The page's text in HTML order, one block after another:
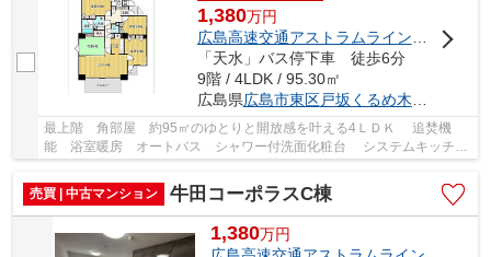
1,380万円
不動院前
「天水」バス停下車 徒歩6分
9階 / 4LDK / 95.30㎡
広島県広島市東区戸坂くるめ木
最上階 角部屋 約95㎡のゆとりと開放感を叶える4ＬＤＫ 追焚機
能 浴室暖房 オートバス シャワー付洗面化粧台 システムキッチ
売買 | 中古マンション
牛田コーポラスC棟
1,380万円